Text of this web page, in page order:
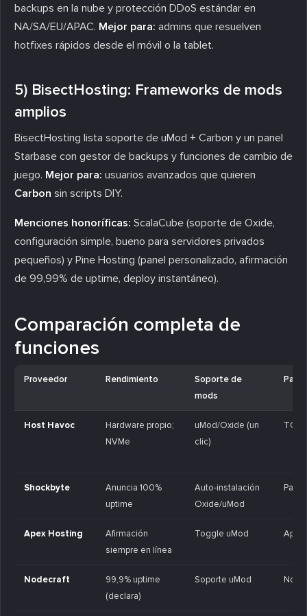
backups en la nube y protección DDoS estándar en
NA/SA/EU/APAC. Mejor para: admins que resuelven
hotfixes rápidos desde el móvil o la tablet.
5) BisectHosting: Frameworks de mods
amplios
BisectHosting lista soporte de uMod + Carbon y un panel
Starbase con gestor de backups y funciones de cambio de
juego. Mejor para: usuarios avanzados que quieren
Carbon sin scripts DIY.
Menciones honoríficas: ScalaCube (soporte de Oxide,
configuración simple, bueno para servidores privados
pequeños) y Pine Hosting (panel personalizado, afirmación
de 99,99% de uptime, deploy instantáneo).
Comparación completa de
funciones
Proveedor Rendimiento
Soporte de
mods
Panel
Host Havoc
Hardware propio;
NVMe
uMod/Oxide (un
clic)
Shockbyte
Anuncia 100%
uptime
Auto-instalación
Oxide/uMod
Apex Hosting
Afirmación
siempre en línea
Toggle uMod Apex
Nodecraft
99,9% uptime
(declara)
Soporte uMod